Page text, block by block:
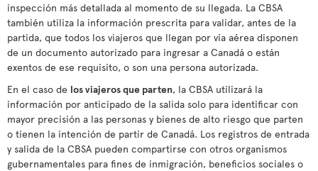
inspección más detallada al momento de su llegada. La CBSA
también utiliza la información prescrita para validar, antes de la
partida, que todos los viajeros que llegan por vía aérea disponen
de un documento autorizado para ingresar a Canadá o están
exentos de ese requisito, o son una persona autorizada.
En el caso de los viajeros que parten, la CBSA utilizará la
información por anticipado de la salida solo para identificar con
mayor precisión a las personas y bienes de alto riesgo que parten
o tienen la intención de partir de Canadá. Los registros de entrada
y salida de la CBSA pueden compartirse con otros organismos
gubernamentales para fines de inmigración, beneficios sociales o